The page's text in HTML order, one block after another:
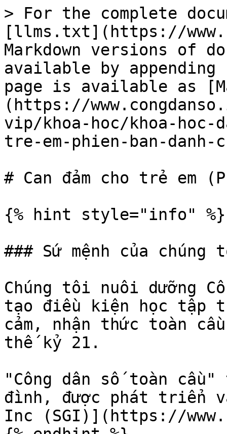
> For the complete
[llms.txt](https://
Markdown versions of
available by
page is available as
(https://
vip/khoa-hoc/khoa-hoc-
tre-em-phien-ban-danh-
# Can đảm cho trẻ em
{% hint style="info" %}
### Sứ mệnh của chúng
Chúng tôi nuôi dưỡng
tạo điều kiện học tập
cảm, nhận thức toàn
thế kỷ 21.
"Công dân số toàn
đình, được phát triển
Inc (SGI)](https://